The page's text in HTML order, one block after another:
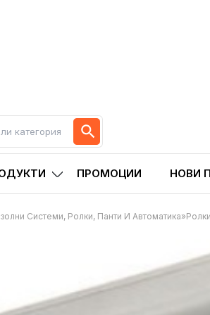
ПРОМОЦИИ НОВИ
Системи, Ролки, Панти И Автоматика»